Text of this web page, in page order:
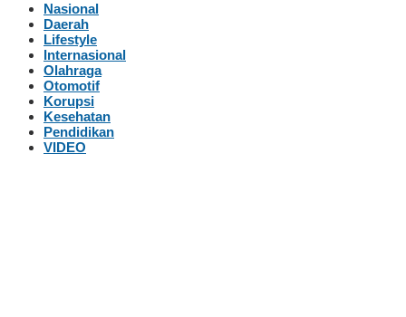
Nasional
Daerah
Lifestyle
Internasional
Olahraga
Otomotif
Korupsi
Kesehatan
Pendidikan
VIDEO